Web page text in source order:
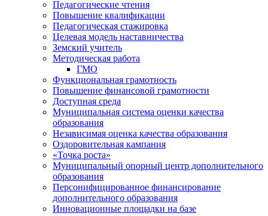
Педагогические чтения
Повышение квалификации
Педагогическая стажировка
Целевая модель наставничества
Земский учитель
Методическая работа
ГМО
Функциональная грамотность
Повышение финансовой грамотности
Доступная среда
Муниципальная система оценки качества
образования
Независимая оценка качества образования
Оздоровительная кампания
«Точка роста»
Муниципальный опорный центр дополнительного
образования
Персонифицированное финансирование
дополнительного образования
Инновационные площадки на базе